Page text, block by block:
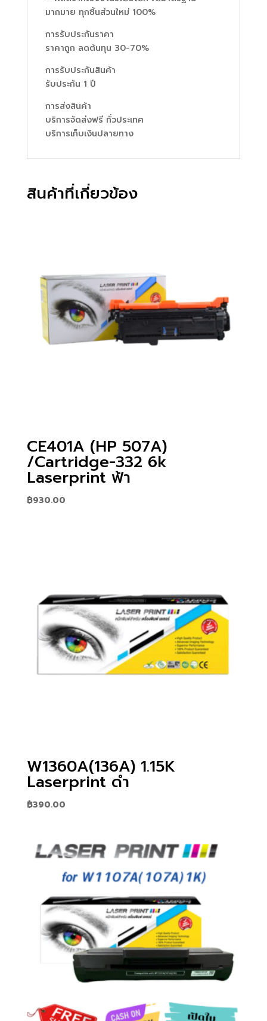
มากมาย ทุกชิ้นส่วนใหม่ 100%
การรับประกันราคา
ราคาถูก ลดต้นทุน 30-70%
การรับประกันสินค้า
รับประกัน 1 ปี
การส่งสินค้า
บริการจัดส่งฟรี ทั่วประเทศ
บริการเก็บเงินปลายทาง
สินค้าที่เกี่ยวข้อง
CE401A (HP 507A)
/Cartridge-332 6k
Laserprint ฟ้า
฿930.00
W1360A(136A) 1.15K
Laserprint ดำ
฿390.00